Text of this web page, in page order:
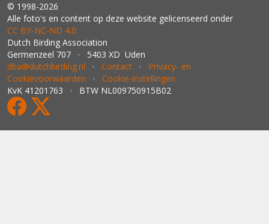
© 1998-2026
Alle foto's en content op deze website gelicenseerd onder
CC BY‑NC‑ND 4.0
Dutch Birding Association
Germenzeel 707 · 5403 XD Uden
dba@dutchbirding.nl · Contact · Privacy- en
Cookievoorwaarden · Cookie-instellingen
KvK 41201763 · BTW NL009750915B02